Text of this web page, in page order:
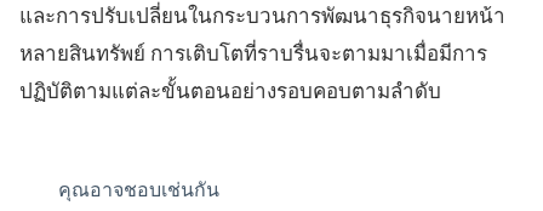
และการปรับเปลี่ยนในกระบวนการพัฒนาธุรกิจนายหน้า
หลายสินทรัพย์ การเติบโตที่ราบรื่นจะตามมาเมื่อมีการ
ปฏิบัติตามแต่ละขั้นตอนอย่างรอบคอบตามลำดับ
คุณอาจชอบเช่นกัน